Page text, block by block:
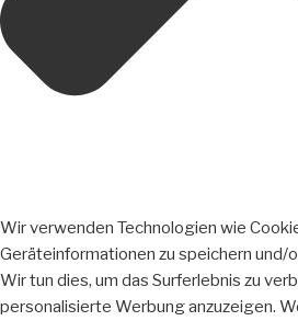
Wir verwenden Technologien wie
Geräteinformationen zu speichern und/
Wir tun dies, um das Surferlebnis zu
personalisierte Werbung anzuzeigen.